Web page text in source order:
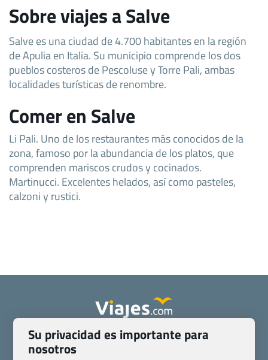
Sobre viajes a Salve
Salve es una ciudad de 4.700 habitantes en la región
de Apulia en Italia. Su municipio comprende los dos
pueblos costeros de Pescoluse y Torre Pali, ambas
localidades turísticas de renombre.
Comer en Salve
Li Pali. Uno de los restaurantes más conocidos de la
zona, famoso por la abundancia de los platos, que
comprenden mariscos crudos y cocinados.
Martinucci. Excelentes helados, así como pasteles,
calzoni y rustici.
Quienes somos
Contacto
Pasaporte, Visado, Salud y otras disposiciones específicas
Su privacidad es importante para
nosotros